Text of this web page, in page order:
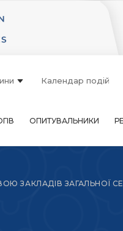
Календар подій
ОПИТУВАЛЬНИКИ
ЗАГАЛЬНОЇ